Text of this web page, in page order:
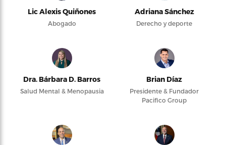
Lic Alexis Quiñones
Abogado
Adriana Sánchez
Derecho y deporte
Dra. Bárbara D. Barros
Salud Mental & Menopausia
Brian Díaz
Presidente & Fundador
Pacifico Group